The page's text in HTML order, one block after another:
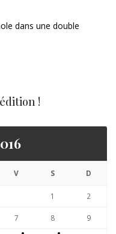
dans une double
!
V S D
1 2
7 8 9